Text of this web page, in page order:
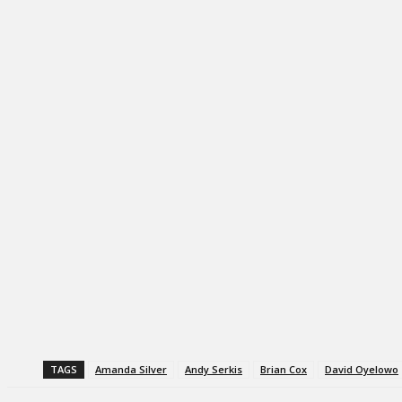
TAGS Amanda Silver Andy Serkis Brian Cox David Oyelowo